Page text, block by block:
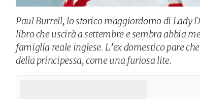
Paul Burrell, lo storico maggiordomo di Lady
libro che uscirà a settembre e sembra abbia
famiglia reale inglese. L’ex domestico pare
della principessa, come una furiosa lite.